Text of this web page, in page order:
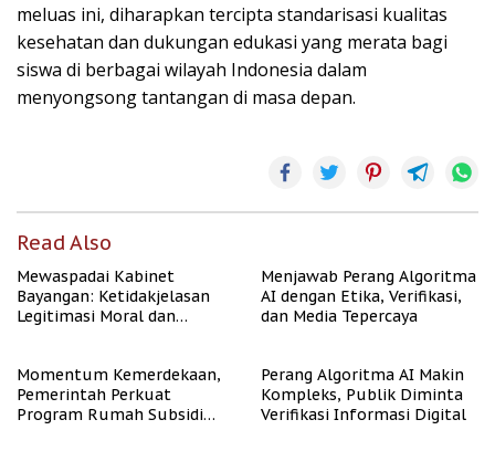
meluas ini, diharapkan tercipta standarisasi kualitas
kesehatan dan dukungan edukasi yang merata bagi
siswa di berbagai wilayah Indonesia dalam
menyongsong tantangan di masa depan.
Read Also
Mewaspadai Kabinet
Bayangan: Ketidakjelasan
Legitimasi Moral dan
Menjawab Perang Algoritma
AI dengan Etika, Verifikasi,
dan Media Tepercaya
Momentum Kemerdekaan,
Pemerintah Perkuat
Program Rumah Subsidi
Perang Algoritma AI Makin
Kompleks, Publik Diminta
Verifikasi Informasi Digital